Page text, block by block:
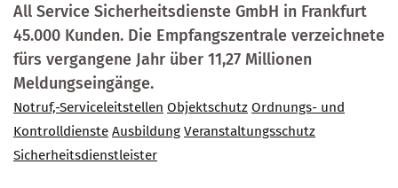
All Service Sicherheitsdienste GmbH in Frankfurt
45.000 Kunden. Die Empfangszentrale verzeichnete
fürs vergangene Jahr über 11,27 Millionen
Meldungseingänge.
Notruf,-Serviceleitstellen Objektschutz Ordnungs- und
Kontrolldienste Ausbildung Veranstaltungsschutz
Sicherheitsdienstleister